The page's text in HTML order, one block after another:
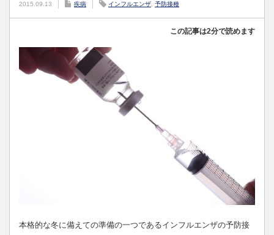
2015.09.13 疾病 インフルエンザ 予防接種
この記事は2分で読めます
本格的な冬に備えての準備の一つであるインフルエンザの予防接